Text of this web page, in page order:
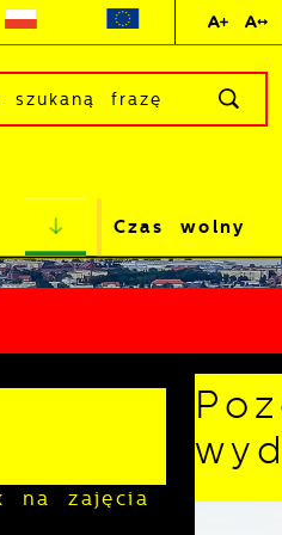
Czas wolny
na zajęcia